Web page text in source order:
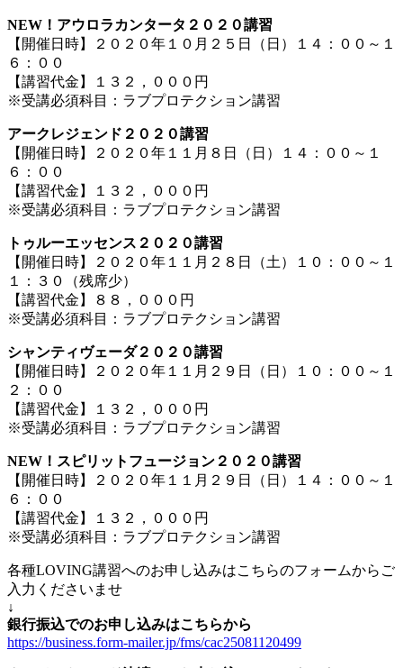
NEW！アウロラカンタータ２０２０講習
【開催日時】２０２０年１０月２５日（日）１４：００～１
６：００
【講習代金】１３２，０００円
※受講必須科目：ラブプロテクション講習
アークレジェンド２０２０講習
【開催日時】２０２０年１１月８日（日）１４：００～１
６：００
【講習代金】１３２，０００円
※受講必須科目：ラブプロテクション講習
トゥルーエッセンス２０２０講習
【開催日時】２０２０年１１月２８日（土）１０：００～１
１：３０（残席少）
【講習代金】８８，０００円
※受講必須科目：ラブプロテクション講習
シャンティヴェーダ２０２０講習
【開催日時】２０２０年１１月２９日（日）１０：００～１
２：００
【講習代金】１３２，０００円
※受講必須科目：ラブプロテクション講習
NEW！スピリットフュージョン２０２０講習
【開催日時】２０２０年１１月２９日（日）１４：００～１
６：００
【講習代金】１３２，０００円
※受講必須科目：ラブプロテクション講習
各種LOVING講習へのお申し込みはこちらのフォームからご
入力くださいませ
↓
銀行振込でのお申し込みはこちらから
https://business.form-mailer.jp/fms/cac25081120499